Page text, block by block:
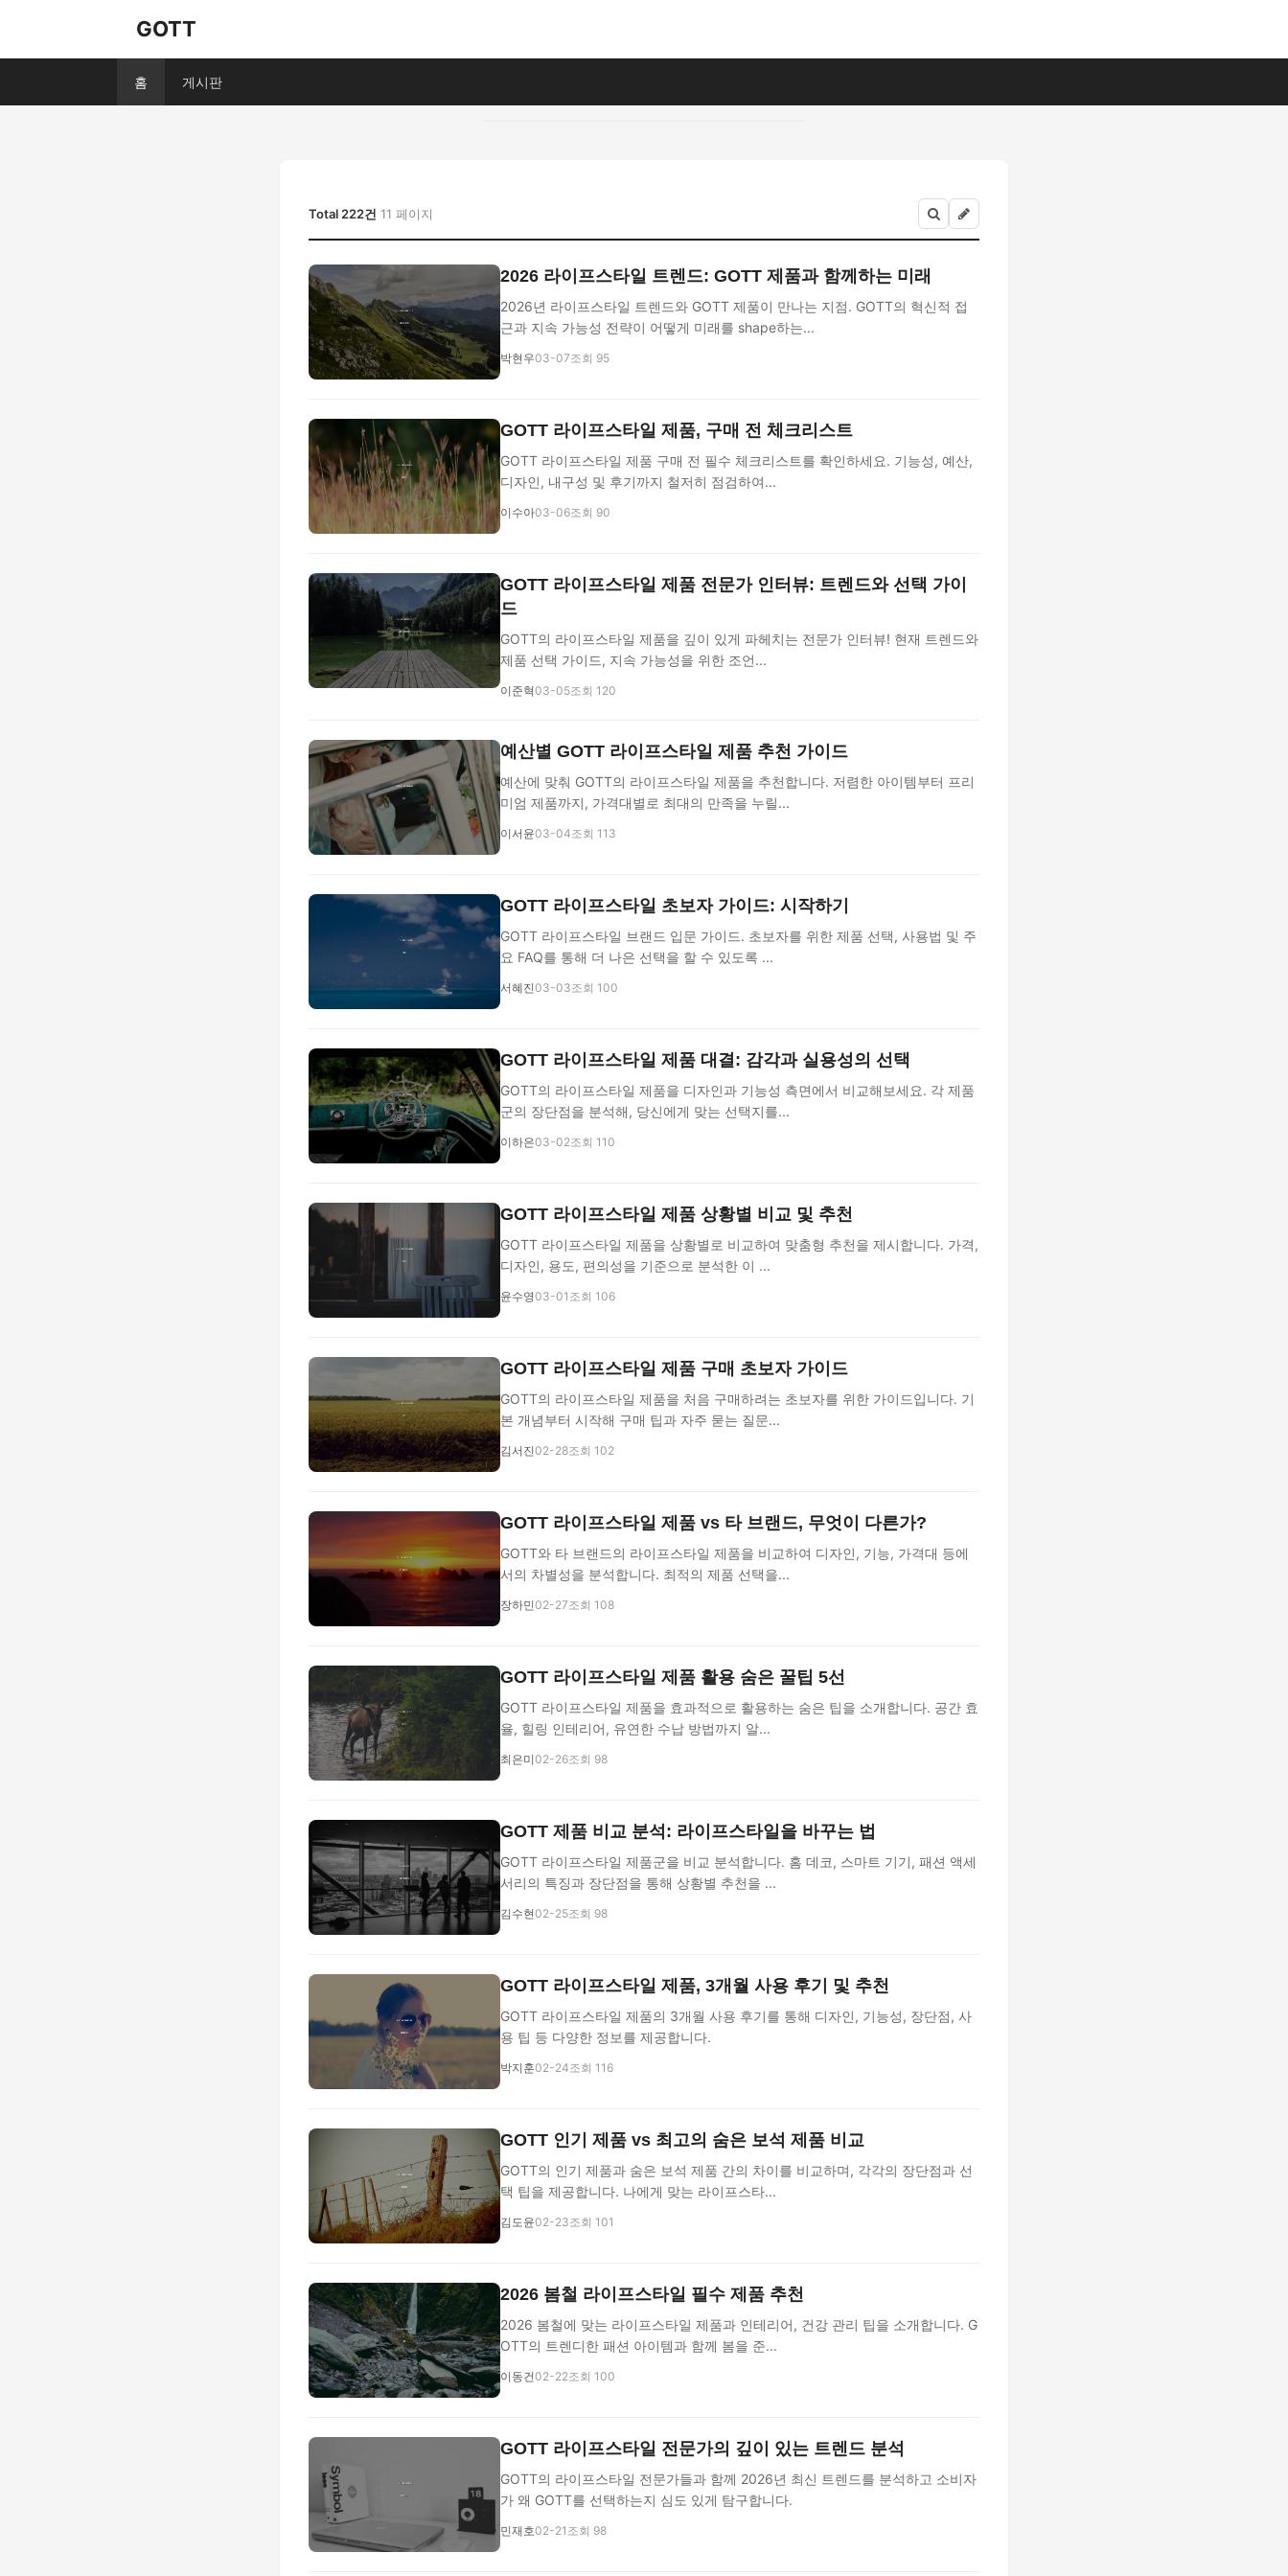
GOTT
홈 게시판
Total 222건 11 페이지
2026 라이프스타일 트렌드: GOTT 제품과 함께하는 미래
2026년 라이프스타일 트렌드와 GOTT 제품이 만나는 지점. GOTT의 혁신적 접
근과 지속 가능성 전략이 어떻게 미래를 shape하는...
박현우03-07조회 95
GOTT 라이프스타일 제품, 구매 전 체크리스트
GOTT 라이프스타일 제품 구매 전 필수 체크리스트를 확인하세요. 기능성, 예산,
디자인, 내구성 및 후기까지 철저히 점검하여...
이수아03-06조회 90
GOTT 라이프스타일 제품 전문가 인터뷰: 트렌드와 선택 가이
드
GOTT의 라이프스타일 제품을 깊이 있게 파헤치는 전문가 인터뷰! 현재 트렌드와
제품 선택 가이드, 지속 가능성을 위한 조언...
이준혁03-05조회 120
예산별 GOTT 라이프스타일 제품 추천 가이드
예산에 맞춰 GOTT의 라이프스타일 제품을 추천합니다. 저렴한 아이템부터 프리
미엄 제품까지, 가격대별로 최대의 만족을 누릴...
이서윤03-04조회 113
GOTT 라이프스타일 초보자 가이드: 시작하기
GOTT 라이프스타일 브랜드 입문 가이드. 초보자를 위한 제품 선택, 사용법 및 주
요 FAQ를 통해 더 나은 선택을 할 수 있도록 ...
서혜진03-03조회 100
GOTT 라이프스타일 제품 대결: 감각과 실용성의 선택
GOTT의 라이프스타일 제품을 디자인과 기능성 측면에서 비교해보세요. 각 제품
군의 장단점을 분석해, 당신에게 맞는 선택지를...
이하은03-02조회 110
GOTT 라이프스타일 제품 상황별 비교 및 추천
GOTT 라이프스타일 제품을 상황별로 비교하여 맞춤형 추천을 제시합니다. 가격,
디자인, 용도, 편의성을 기준으로 분석한 이 ...
윤수영03-01 조회 106
GOTT 라이프스타일 제품 구매 초보자 가이드
GOTT의 라이프스타일 제품을 처음 구매하려는 초보자를 위한 가이드입니다. 기
본 개념부터 시작해 구매 팁과 자주 묻는 질문...
김서진02-28조회 102
GOTT 라이프스타일 제품 vs 타 브랜드, 무엇이 다른가?
GOTT와 타 브랜드의 라이프스타일 제품을 비교하여 디자인, 기능, 가격대 등에
서의 차별성을 분석합니다. 최적의 제품 선택을...
장하민02-27조회 108
GOTT 라이프스타일 제품 활용 숨은 꿀팁 5선
GOTT 라이프스타일 제품을 효과적으로 활용하는 숨은 팁을 소개합니다. 공간 효
율, 힐링 인테리어, 유연한 수납 방법까지 알...
최은미02-26조회 98
GOTT 제품 비교 분석: 라이프스타일을 바꾸는 법
GOTT 라이프스타일 제품군을 비교 분석합니다. 홈 데코, 스마트 기기, 패션 액세
서리의 특징과 장단점을 통해 상황별 추천을 ...
김수현02-25조회 98
GOTT 라이프스타일 제품, 3개월 사용 후기 및 추천
GOTT 라이프스타일 제품의 3개월 사용 후기를 통해 디자인, 기능성, 장단점, 사
용 팁 등 다양한 정보를 제공합니다.
박지훈02-24조회 116
GOTT 인기 제품 vs 최고의 숨은 보석 제품 비교
GOTT의 인기 제품과 숨은 보석 제품 간의 차이를 비교하며, 각각의 장단점과 선
택 팁을 제공합니다. 나에게 맞는 라이프스타...
김도윤02-23조회 101
2026 봄철 라이프스타일 필수 제품 추천
2026 봄철에 맞는 라이프스타일 제품과 인테리어, 건강 관리 팁을 소개합니다. G
OTT의 트렌디한 패션 아이템과 함께 봄을 준...
이동건02-22조회 100
GOTT 라이프스타일 전문가의 깊이 있는 트렌드 분석
GOTT의 라이프스타일 전문가들과 함께 2026년 최신 트렌드를 분석하고 소비자
가 왜 GOTT를 선택하는지 심도 있게 탐구합니다.
민재호02-21 조회 98